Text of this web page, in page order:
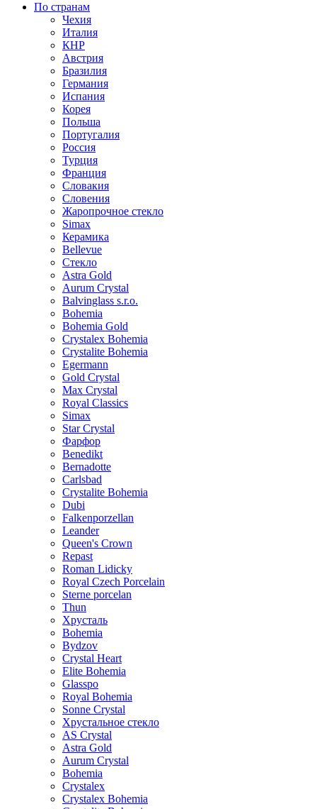
По странам
Чехия
Италия
КНР
Австрия
Бразилия
Германия
Испания
Корея
Польша
Португалия
Россия
Турция
Франция
Словакия
Словения
Жаропрочное стекло
Simax
Керамика
Bellevue
Стекло
Astra Gold
Aurum Crystal
Balvinglass s.r.o.
Bohemia
Bohemia Gold
Crystalex Bohemia
Crystalite Bohemia
Egermann
Gold Crystal
Max Crystal
Royal Classics
Simax
Star Crystal
Фарфор
Benedikt
Bernadotte
Carlsbad
Crystalite Bohemia
Dubi
Falkenporzellan
Leander
Queen's Crown
Repast
Roman Lidicky
Royal Czech Porcelain
Sterne porcelan
Thun
Хрусталь
Bohemia
Bydzov
Crystal Heart
Elite Bohemia
Glasspo
Royal Bohemia
Sonne Crystal
Хрустальное стекло
AS Crystal
Astra Gold
Aurum Crystal
Bohemia
Crystalex
Crystalex Bohemia